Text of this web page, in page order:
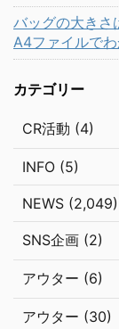
バッグの大きさ
A4ファイルで
カテゴリー
CR活動 (4)
INFO (5)
NEWS (2,049)
SNS企画 (2)
アウター (6)
アウター (30)